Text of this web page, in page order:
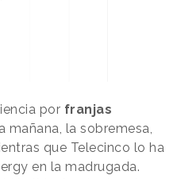
por franjas
mañana, la sobremesa,
que Telecinco lo ha
en la madrugada.